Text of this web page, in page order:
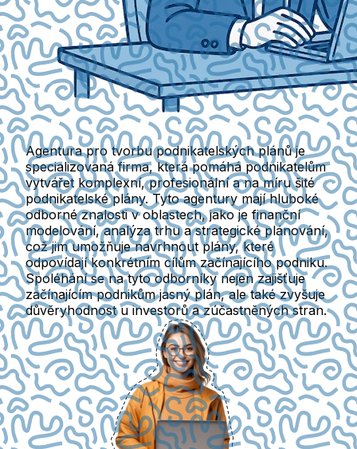
Agentura pro tvorbu podnikatelských plánů je
specializovaná firma, která pomáhá podnikatelům
vytvářet komplexní, profesionální a na míru šité
podnikatelské plány. Tyto agentury mají hluboké
odborné znalosti v oblastech, jako je finanční
modelování, analýza trhu a strategické plánování,
což jim umožňuje navrhnout plány, které
odpovídají konkrétním cílům začínajícího podniku.
Spoléhání se na tyto odborníky nejen zajišťuje
začínajícím podnikům jasný plán, ale také zvyšuje
důvěryhodnost u investorů a zúčastněných stran.